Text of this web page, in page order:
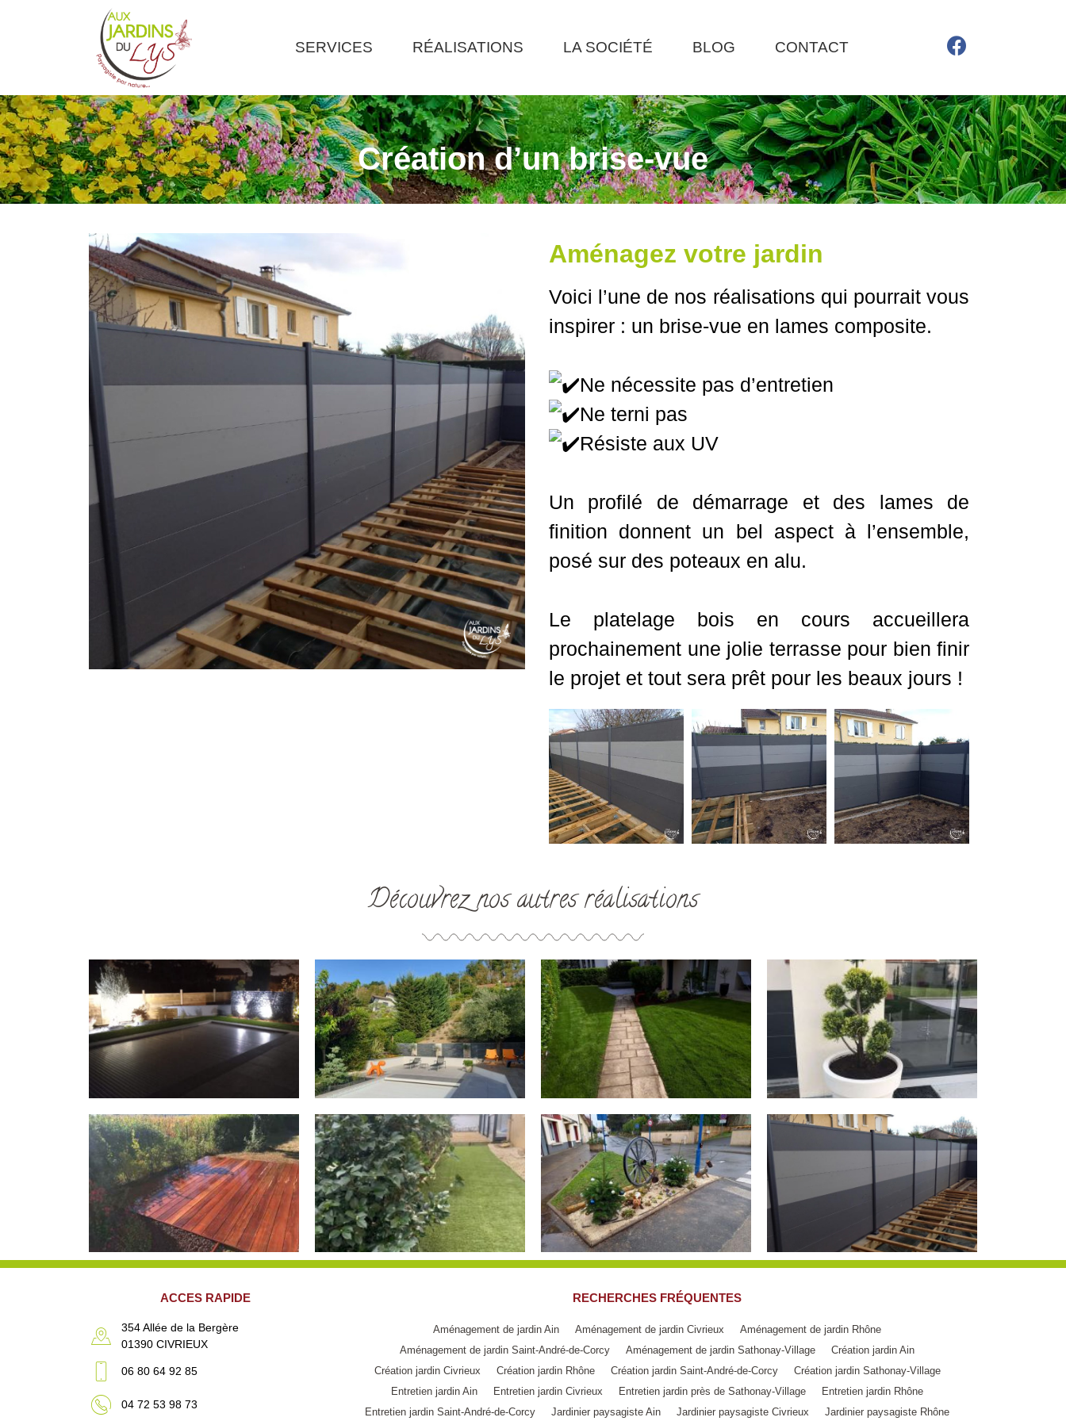
SERVICES RÉALISATIONS LA SOCIÉTÉ BLOG CONTACT
Création d’un brise-vue
Aménagez votre jardin
Voici l’une de nos réalisations qui pourrait vous
inspirer : un brise-vue en lames composite.
Ne nécessite pas d’entretien
Ne terni pas
Résiste aux UV
Un profilé de démarrage et des lames de
finition donnent un bel aspect à l’ensemble,
posé sur des poteaux en alu.
Le platelage bois en cours accueillera
prochainement une jolie terrasse pour bien finir
le projet et tout sera prêt pour les beaux jours !
Découvrez nos autres réalisations
ACCES RAPIDE
354 Allée de la Bergère
01390 CIVRIEUX
06 80 64 92 85
04 72 53 98 73
RECHERCHES FRÉQUENTES
Aménagement de jardin Ain Aménagement de jardin Civrieux
Aménagement de jardin Rhône
Aménagement de jardin Saint-André-de-Corcy
Aménagement de jardin Sathonay-Village
Création jardin Ain
Création jardin Civrieux
Création jardin Rhône Création jardin Saint-André-de-Corcy
Création jardin Sathonay-Village
Entretien jardin Ain
Entretien jardin Civrieux Entretien jardin près de Sathonay-Village
Entretien jardin Rhône
Entretien jardin Saint-André-de-Corcy
Jardinier paysagiste Ain Jardinier paysagiste Civrieux Jardinier paysagiste Rhône